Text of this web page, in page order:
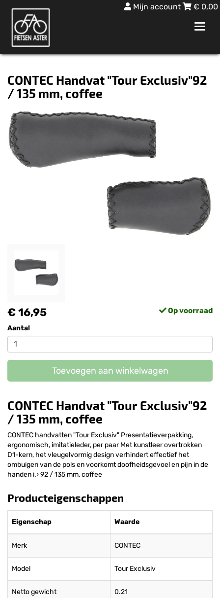
Mijn account € 0,00
CONTEC Handvat "Tour Exclusiv"92
/ 135 mm, coffee
€ 16,95 Op voorraad
Aantal
Toevoegen aan winkelwagen
CONTEC Handvat "Tour Exclusiv"92
/ 135 mm, coffee
CONTEC handvatten "Tour Exclusiv" Presentatieverpakking,
ergonomisch, imitatieleder, per paar Met kunstleer overtrokken
D1-kern, het vleugelvormig design verhindert effectief het
ombuigen van de pols en voorkomt doofheidsgevoel en pijn in de
handen i.› 92 / 135 mm, coffee
Producteigenschappen
Eigenschap Waarde
Merk CONTEC
Model Tour Exclusiv
Netto gewicht 0.21